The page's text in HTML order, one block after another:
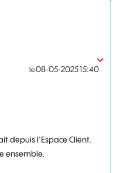
le‎08-05-202515:40
depuis l'Espace Client.
ensemble.